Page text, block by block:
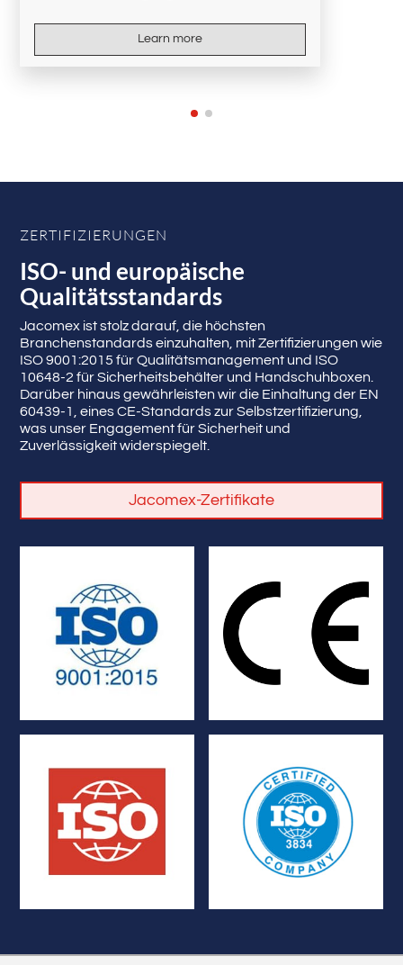
Learn more
ZERTIFIZIERUNGEN
ISO- und europäische
Qualitätsstandards
Jacomex ist stolz darauf, die höchsten
Branchenstandards einzuhalten, mit Zertifizierungen wie
ISO 9001:2015 für Qualitätsmanagement und ISO
10648-2 für Sicherheitsbehälter und Handschuhboxen.
Darüber hinaus gewährleisten wir die Einhaltung der EN
60439-1, eines CE-Standards zur Selbstzertifizierung,
was unser Engagement für Sicherheit und
Zuverlässigkeit widerspiegelt.
Jacomex-Zertifikate
Qualitätsmanagementsysteme
Einhaltung der
regulatorischen
Anforderungen der
Europäischen Union
Sicherheitsbehälter
Qualitätsmanagementsystem
für das Schweißen (WIG
und YAG)